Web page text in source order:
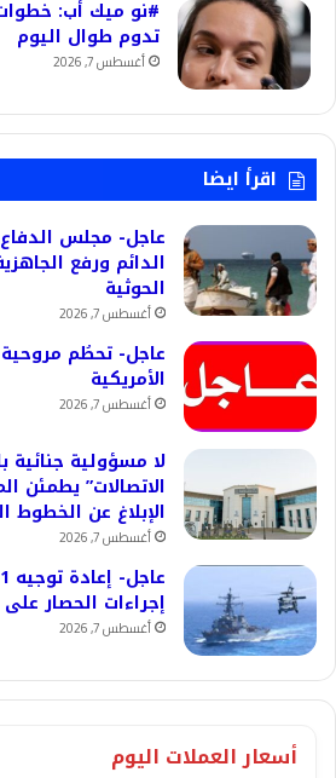
#نو ميك أب:
تدوم طوال اليوم
أغسطس 7, 2026
اقرأ ايضا
عاجل- مجلس الدفاع
الدائم ورفع
الحوثية
أغسطس 7, 2026
عاجل- تحطُم مروحية
الأمريكية
أغسطس 7, 2026
لا مسؤولية جنائية
الاتصالات” يطمئن
الإبلاغ عن الخطوط
أغسطس 7, 2026
إجراءات الحصار على
أغسطس 7, 2026
أسعار العملات اليوم